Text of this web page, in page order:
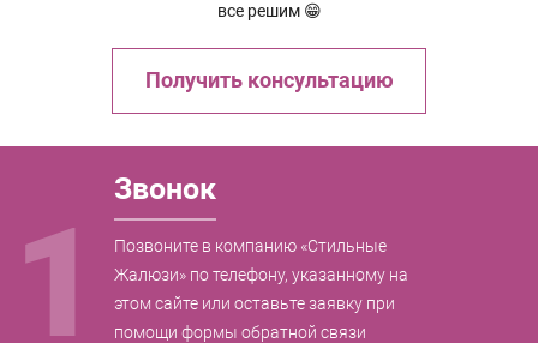
все решим 😁
Получить консультацию
1
Звонок
Позвоните в компанию «Стильные
Жалюзи» по телефону, указанному на
этом сайте или оставьте заявку при
помощи формы обратной связи